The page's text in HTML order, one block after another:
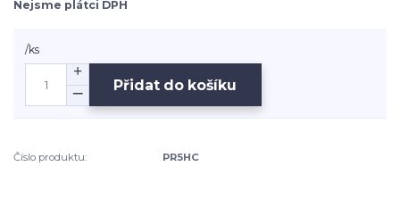
Nejsme plátci DPH
/ks
Přidat do košíku
Číslo produktu: PR5HC